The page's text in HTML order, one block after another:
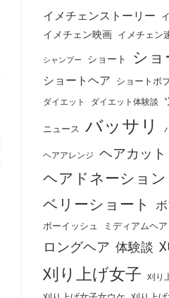
イメチェンストーリー
イメチェン映画 イメチェン
シャンプー ショート ショ
ショートヘア ショートボ
ダイエット ダイエット体験談
ニュース バッサリ
ヘアアレンジ ヘアカット
ヘアドネーション
ベリーショート
ボーイッシュ ミディアムヘア
ロングヘア 体験談
刈り上げ女子 刈り